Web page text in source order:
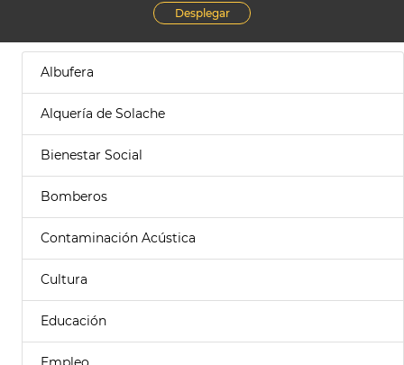
Desplegar
Albufera
Alquería de Solache
Bienestar Social
Bomberos
Contaminación Acústica
Cultura
Educación